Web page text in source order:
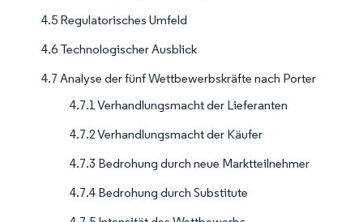
4.5 Regulatorisches Umfeld
4.6 Technologischer Ausblick
4.7 Analyse der fünf Wettbewerbskräfte nach Porter
4.7.1 Verhandlungsmacht der Lieferanten
4.7.2 Verhandlungsmacht der Käufer
4.7.3 Bedrohung durch neue Marktteilnehmer
4.7.4 Bedrohung durch Substitute